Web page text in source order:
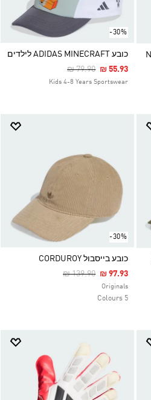
-30%
כובע ADIDAS MINECRAFT לילדים
Price Reduced From
₪ 79.90To₪ 55.93
Kids 4-8 Years Sportswear
-30%
כובע בייסבול CORDUROY
Price Reduced From
₪ 139.90To₪ 97.93
Originals
5 Colours